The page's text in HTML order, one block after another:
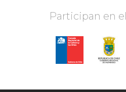
Participan en